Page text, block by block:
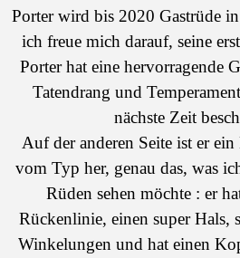
Porter wird bis 2020 Gastrüde
ich freue mich darauf, seine
Porter hat eine hervorragende
Tatendrang und
nächste Zeit
Auf der anderen Seite ist er
vom Typ her, genau das, was
Rüden sehen möchte : er
Rückenlinie, einen super Hals,
Winkelungen und hat einen